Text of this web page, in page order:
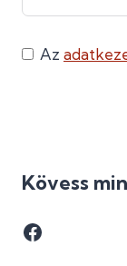
Az
Kövess
Facebook